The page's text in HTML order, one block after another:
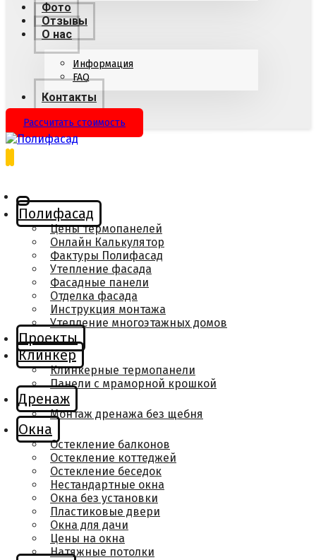
Фото
Отзывы
О нас
Информация
FAQ
Контакты
Рассчитать стоимость
Полифасад
Цены термопанелей
Онлайн Калькулятор
Фактуры Полифасад
Утепление фасада
Фасадные панели
Отделка фасада
Инструкция монтажа
Утепление многоэтажных домов
Проекты
Клинкер
Клинкерные термопанели
Панели с мраморной крошкой
Дренаж
Монтаж дренажа без щебня
Окна
Остекление балконов
Остекление коттеджей
Остекление беседок
Нестандартные окна
Окна без установки
Пластиковые двери
Окна для дачи
Цены на окна
Натяжные потолки